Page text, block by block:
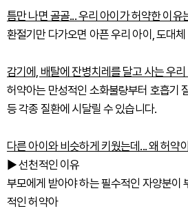
틈만 나면 골골... 우리 아이가 허약한 이유
환절기만 다가오면 아픈 우리 아이, 도대
감기에, 배탈에 잔병치레를 달고 사는 우
허약아는 만성적인 소화불량부터 호흡기
등 각종 질환에 시달릴 수 있습니다.
다른 아이와 비슷하게 키웠는데... 왜 허약
▶ 선천적인 이유
부모에게 받아야 하는 필수적인 자양분이
적인 허약아